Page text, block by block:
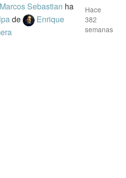
Sebastian ha
de
Enrique
Hace
382
semanas